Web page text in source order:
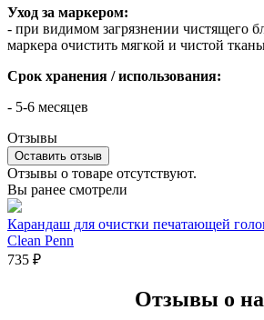
Уход за маркером:
- при видимом загрязнении чистящего
маркера очистить мягкой и чистой
Срок хранения / использования:
- 5-6 месяцев
Отзывы
Оставить отзыв
Отзывы о товаре отсутствуют.
Вы ранее смотрели
Карандаш для очистки печатающей
Clean Penn
735 ₽
Отзывы о